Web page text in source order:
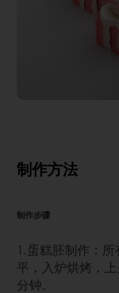
制作方法
制作步骤
1.蛋糕胚制作：
平，入炉烘烤，
分钟。